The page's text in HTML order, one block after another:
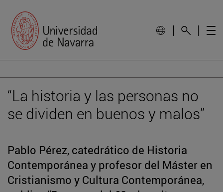
“La historia y las personas no
se dividen en buenos y malos”
Pablo Pérez, catedrático de Historia
Contemporánea y profesor del Máster en
Cristianismo y Cultura Contemporánea,